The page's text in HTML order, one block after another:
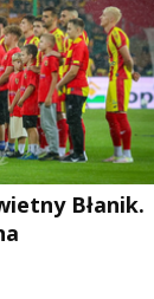
Błanik.